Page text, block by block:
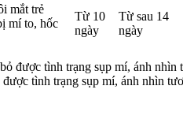
mắt trẻ
mí to, hốc
Từ 10
ngày
Từ sau 14
ngày
tình trạng sụp mí, ánh nhìn